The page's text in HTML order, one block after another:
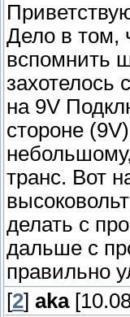
Дело в том,
вспомнить
захотелось
на 9V
стороне
транс. Вот
делать с
дальше с
правильно
[2] aka